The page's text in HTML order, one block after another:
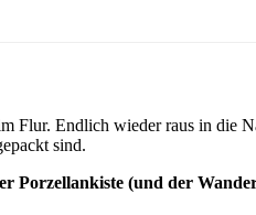
Flur. Endlich wieder raus in die
sind.
Porzellankiste (und der